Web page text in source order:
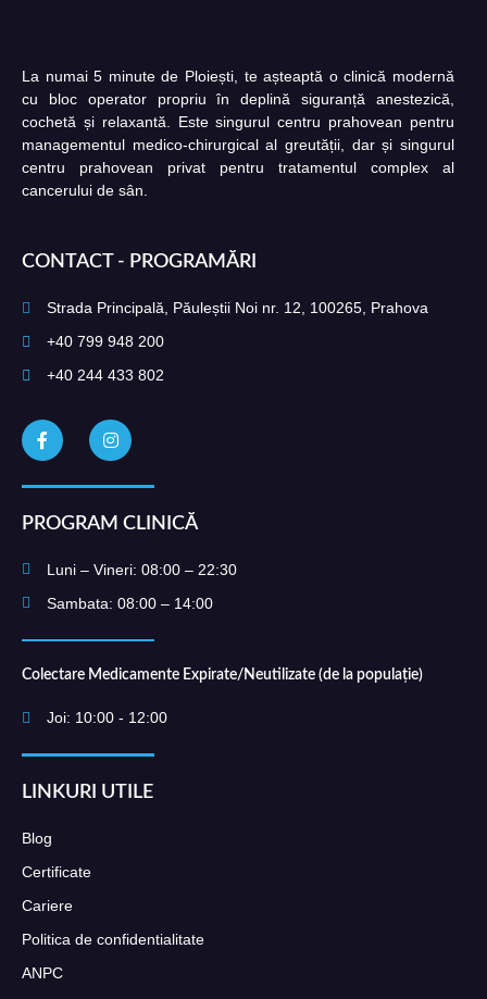
La numai 5 minute de Ploiești, te așteaptă o clinică modernă
cu bloc operator propriu în deplină siguranță anestezică,
cochetă și relaxantă. Este singurul centru prahovean pentru
managementul medico-chirurgical al greutății, dar și singurul
centru prahovean privat pentru tratamentul complex al
cancerului de sân.
CONTACT - PROGRAMĂRI
Strada Principală, Păuleștii Noi nr. 12, 100265, Prahova
+40 799 948 200
+40 244 433 802
PROGRAM CLINICĂ
Luni – Vineri: 08:00 – 22:30
Sambata: 08:00 – 14:00
Colectare Medicamente Expirate/Neutilizate (de la populație)
Joi: 10:00 - 12:00
LINKURI UTILE
Blog
Certificate
Cariere
Politica de confidentialitate
ANPC